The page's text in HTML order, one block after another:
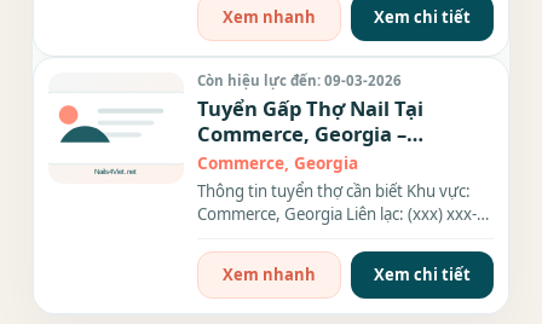
Xem nhanh
Xem chi tiết
Còn hiệu lực đến: 09-03-2026
Tuyển Gấp Thợ Nail Tại
Commerce, Georgia –
Everything
Commerce, Georgia
Thông tin tuyển thợ cần biết Khu vực:
Commerce, Georgia Liên lạc: (xxx) xxx-
Xem nhanh
Xem chi tiết